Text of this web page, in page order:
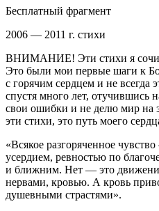
Бесплатный фрагмент
2006 — 2011 г. стихи
ВНИМАНИЕ! Эти стихи я
Это были мои первые шаги к
с горячим сердцем и не всегда
спустя много лет, отучившись
свои ошибки и не делю мир на
эти стихи, это путь моего
«Всякое разгоряченное
усердием, ревностью по
и ближним. Нет — это
нервами, кровью. А кровь
душевными страстями».